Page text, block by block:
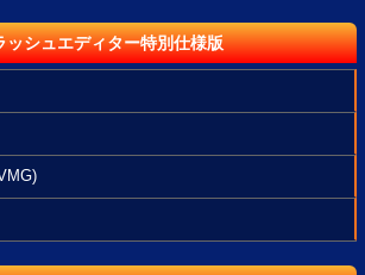
ッシュエディター特別仕様版